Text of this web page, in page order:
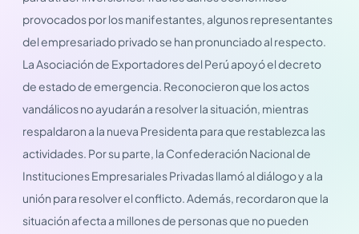
provocados por los manifestantes, algunos representantes
del empresariado privado se han pronunciado al respecto.
La Asociación de Exportadores del Perú apoyó el decreto
de estado de emergencia. Reconocieron que los actos
vandálicos no ayudarán a resolver la situación, mientras
respaldaron a la nueva Presidenta para que restablezca las
actividades. Por su parte, la Confederación Nacional de
Instituciones Empresariales Privadas llamó al diálogo y a la
unión para resolver el conflicto. Además, recordaron que la
situación afecta a millones de personas que no pueden